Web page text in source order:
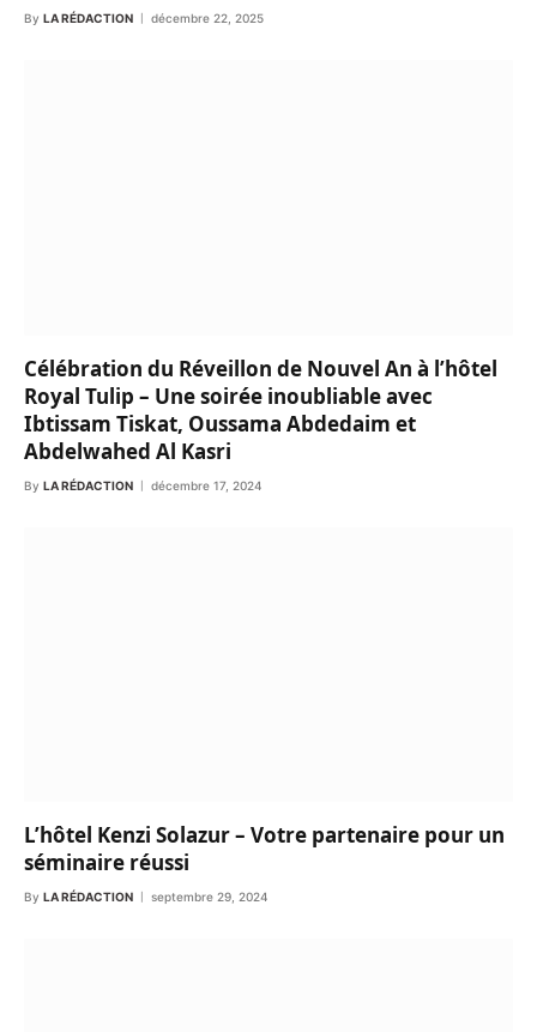
By LA RÉDACTION décembre 22, 2025
Célébration du Réveillon de Nouvel An à l’hôtel
Royal Tulip – Une soirée inoubliable avec
Ibtissam Tiskat, Oussama Abdedaim et
Abdelwahed Al Kasri
By LA RÉDACTION décembre 17, 2024
L’hôtel Kenzi Solazur – Votre partenaire pour un
séminaire réussi
By LA RÉDACTION septembre 29, 2024